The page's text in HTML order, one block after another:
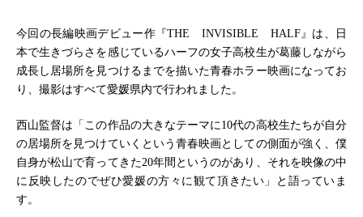
今回の長編映画デビュー作『THE INVISIBLE HALF』は、日
本で生きづらさを感じているハーフの女子高校生が葛藤しながら
成長し居場所を見つけるまでを描いた青春ホラー映画になってお
り、撮影はすべて愛媛県内で行われました。
西山監督は「この作品の大きなテーマに10代の高校生たちが自分
の居場所を見つけていくという青春映画としての側面が強く、僕
自身が松山で育ってきた20年間というのがあり、それを映像の中
に反映したのでぜひ愛媛の方々に観て頂きたい」と語っていま
す。